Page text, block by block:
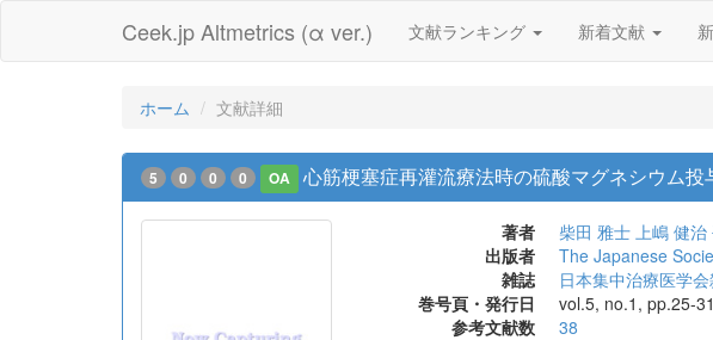
Ceek.jp Altmetrics (α ver.) 文献ランキング 新着文献
ホーム 文献詳細
5 0 0 0 OA 心筋梗塞症再灌流療法時の硫酸マグネシウム
著者 柴田 雅士 上嶋 健治
出版者
The Japanese
雑誌
日本集中治療医学
巻号頁・発行日
vol.5, no.1, pp.25-
参考文献数
38